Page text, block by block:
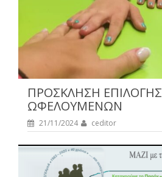
ΠΡΟΣΚΛΗΣΗ ΕΠΙΛΟΓΗΣ
ΩΦΕΛΟΥΜΕΝΩΝ
21/11/2024 ceditor